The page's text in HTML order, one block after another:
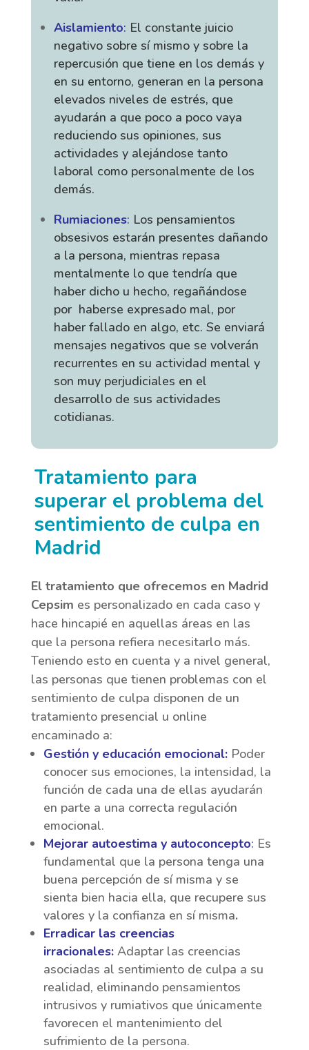
Aislamiento: El constante juicio
negativo sobre sí mismo y sobre la
repercusión que tiene en los demás y
en su entorno, generan en la persona
elevados niveles de estrés, que
ayudarán a que poco a poco vaya
reduciendo sus opiniones, sus
actividades y alejándose tanto
laboral como personalmente de los
demás.
Rumiaciones: Los pensamientos
obsesivos estarán presentes dañando
a la persona, mientras repasa
mentalmente lo que tendría que
haber dicho u hecho, regañándose
por haberse expresado mal, por
haber fallado en algo, etc. Se enviará
mensajes negativos que se volverán
recurrentes en su actividad mental y
son muy perjudiciales en el
desarrollo de sus actividades
cotidianas.
Tratamiento para
superar el problema del
sentimiento de culpa en
Madrid
El tratamiento que ofrecemos en Madrid
Cepsim es personalizado en cada caso y
hace hincapié en aquellas áreas en las
que la persona refiera necesitarlo más.
Teniendo esto en cuenta y a nivel general,
las personas que tienen problemas con el
sentimiento de culpa disponen de un
tratamiento presencial u online
encaminado a:
Gestión y educación emocional:Poder
conocer sus emociones, la intensidad, la
función de cada una de ellas ayudarán
en parte a una correcta regulación
emocional.
Mejorar autoestima y autoconcepto: Es
fundamental que la persona tenga una
buena percepción de sí misma y se
sienta bien hacia ella, que recupere sus
valores y la confianza en sí misma.
Erradicar las creencias
irracionales:Adaptar las creencias
asociadas al sentimiento de culpa a su
realidad, eliminando pensamientos
intrusivos y rumiativos que únicamente
favorecen el mantenimiento del
sufrimiento de la persona.